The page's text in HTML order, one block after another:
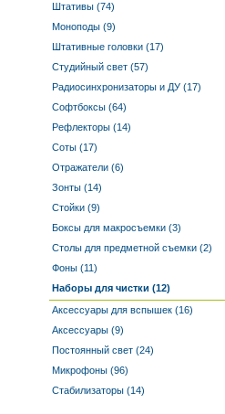
Штативы (74)
Моноподы (9)
Штативные головки (17)
Студийный свет (57)
Радиосинхронизаторы и ДУ (17)
Софтбоксы (64)
Рефлекторы (14)
Соты (17)
Отражатели (6)
Зонты (14)
Стойки (9)
Боксы для макросъемки (3)
Столы для предметной съемки (2)
Фоны (11)
Наборы для чистки (12)
Аксессуары для вспышек (16)
Аксессуары (9)
Постоянный свет (24)
Микрофоны (96)
Стабилизаторы (14)